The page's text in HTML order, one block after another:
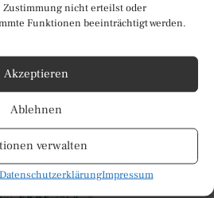
Zustimmung nicht erteilst oder
Funktionen beeinträchtigt werden.
Akzeptieren
Ablehnen
verwalten
DatenschutzerklärungImpressum